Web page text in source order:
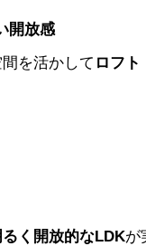
開放感
を活かして ロフト
るく開放的なLDKが